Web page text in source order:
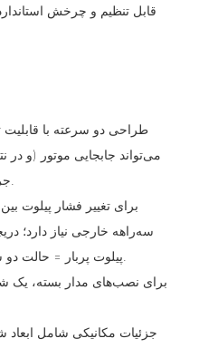
قابل تنظیم و چرخش
می‌تواند جابجایی موتور (و در